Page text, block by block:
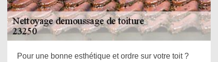
Pour une bonne esthétique et ordre sur votre toit ?